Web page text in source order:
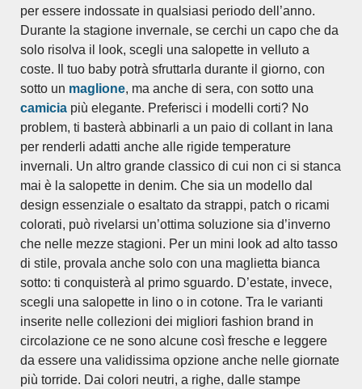
per essere indossate in qualsiasi periodo dell’anno.
Durante la stagione invernale, se cerchi un capo che da
solo risolva il look, scegli una salopette in velluto a
coste. Il tuo baby potrà sfruttarla durante il giorno, con
sotto un maglione, ma anche di sera, con sotto una
camicia più elegante. Preferisci i modelli corti? No
problem, ti basterà abbinarli a un paio di collant in lana
per renderli adatti anche alle rigide temperature
invernali. Un altro grande classico di cui non ci si stanca
mai è la salopette in denim. Che sia un modello dal
design essenziale o esaltato da strappi, patch o ricami
colorati, può rivelarsi un’ottima soluzione sia d’inverno
che nelle mezze stagioni. Per un mini look ad alto tasso
di stile, provala anche solo con una maglietta bianca
sotto: ti conquisterà al primo sguardo. D’estate, invece,
scegli una salopette in lino o in cotone. Tra le varianti
inserite nelle collezioni dei migliori fashion brand in
circolazione ce ne sono alcune così fresche e leggere
da essere una validissima opzione anche nelle giornate
più torride. Dai colori neutri, a righe, dalle stampe